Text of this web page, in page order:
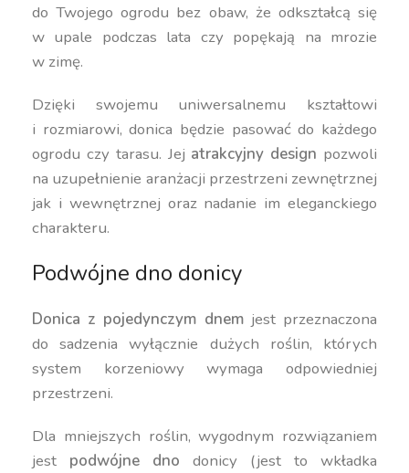
do Twojego ogrodu bez obaw, że odkształcą się
w upale podczas lata czy popękają na mrozie
w zimę.
Dzięki swojemu uniwersalnemu kształtowi
i rozmiarowi, donica będzie pasować do każdego
ogrodu czy tarasu. Jej atrakcyjny design pozwoli
na uzupełnienie aranżacji przestrzeni zewnętrznej
jak i wewnętrznej oraz nadanie im eleganckiego
charakteru.
Podwójne dno donicy
Donica z pojedynczym dnemjest przeznaczona
do sadzenia wyłącznie dużych roślin, których
system korzeniowy wymaga odpowiedniej
przestrzeni.
Dla mniejszych roślin, wygodnym rozwiązaniem
jest podwójne dno donicy (jest to wkładka